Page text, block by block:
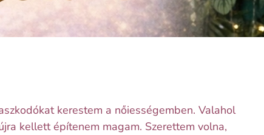
kerestem a nőiességemben. Valahol
kellett építenem magam. Szerettem volna,